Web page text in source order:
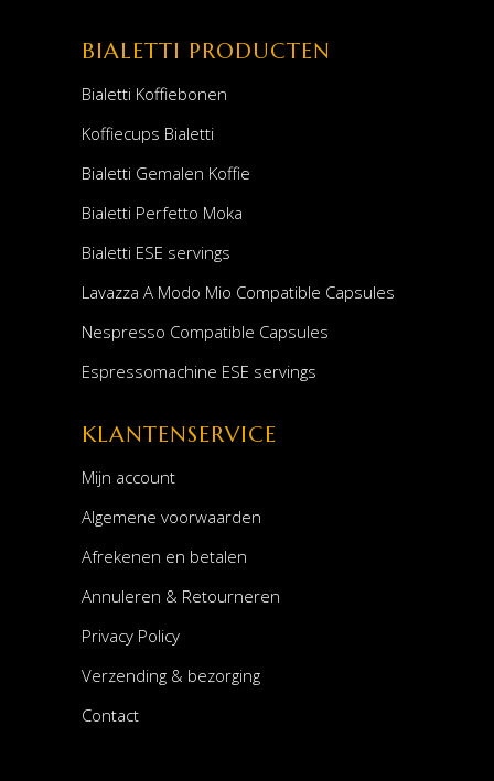
BIALETTI PRODUCTEN
Bialetti Koffiebonen
Koffiecups Bialetti
Bialetti Gemalen Koffie
Bialetti Perfetto Moka
Bialetti ESE servings
Lavazza A Modo Mio Compatible Capsules
Nespresso Compatible Capsules
Espressomachine ESE servings
KLANTENSERVICE
Mijn account
Algemene voorwaarden
Afrekenen en betalen
Annuleren & Retourneren
Privacy Policy
Verzending & bezorging
Contact